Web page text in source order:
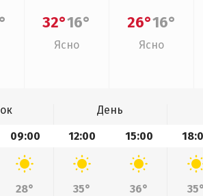
32°16°
Ясно
26°16°
Ясно
День
09:00 12:00 15:00
28° 35° 36° 35°